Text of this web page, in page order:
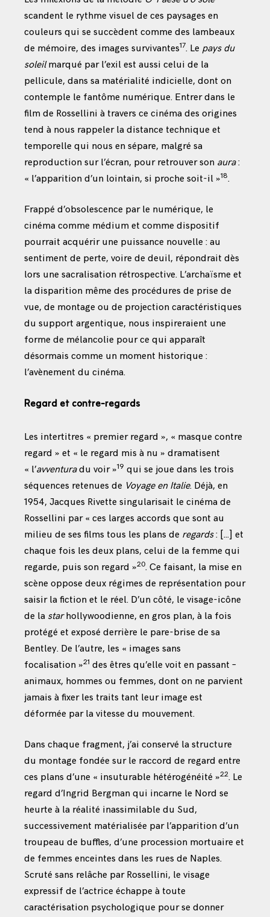
scandent le rythme visuel de ces paysages en
couleurs qui se succèdent comme des lambeaux
de mémoire, des images survivantes17. Le pays du
soleilmarqué par l’exil est aussi celui de la
pellicule, dans sa matérialité indicielle, dont on
contemple le fantôme numérique. Entrer dans le
film de Rossellini à travers ce cinéma des origines
tend à nous rappeler la distance technique et
temporelle qui nous en sépare, malgré sa
reproduction sur l’écran, pour retrouver son aura:
« l’apparition d’un lointain, si proche soit-il »18.
Frappé d’obsolescence par le numérique, le
cinéma comme médium et comme dispositif
pourrait acquérir une puissance nouvelle : au
sentiment de perte, voire de deuil, répondrait dès
lors une sacralisation rétrospective. L’archaïsme et
la disparition même des procédures de prise de
vue, de montage ou de projection caractéristiques
du support argentique, nous inspireraient une
forme de mélancolie pour ce qui apparaît
désormais comme un moment historique :
l’avènement du cinéma.
Regard et contre-regards
Les intertitres « premier regard », « masque contre
regard » et « le regard mis à nu » dramatisent
« l’avventuradu voir »19 qui se joue dans les trois
séquences retenues de Voyage en Italie. Déjà, en
1954, Jacques Rivette singularisait le cinéma de
Rossellini par « ces larges accords que sont au
milieu de ses films tous les plans de regards: […] et
chaque fois les deux plans, celui de la femme qui
regarde, puis son regard »20. Ce faisant, la mise en
scène oppose deux régimes de représentation pour
saisir la fiction et le réel. D’un côté, le visage-icône
de la starhollywoodienne, en gros plan, à la fois
protégé et exposé derrière le pare-brise de sa
Bentley. De l’autre, les « images sans
focalisation »21 des êtres qu’elle voit en passant –
animaux, hommes ou femmes, dont on ne parvient
jamais à fixer les traits tant leur image est
déformée par la vitesse du mouvement.
Dans chaque fragment, j’ai conservé la structure
du montage fondée sur le raccord de regard entre
ces plans d’une « insuturable hétérogénéité »22. Le
regard d’Ingrid Bergman qui incarne le Nord se
heurte à la réalité inassimilable du Sud,
successivement matérialisée par l’apparition d’un
troupeau de buffles, d’une procession mortuaire et
de femmes enceintes dans les rues de Naples.
Scruté sans relâche par Rossellini, le visage
expressif de l’actrice échappe à toute
caractérisation psychologique pour se donner